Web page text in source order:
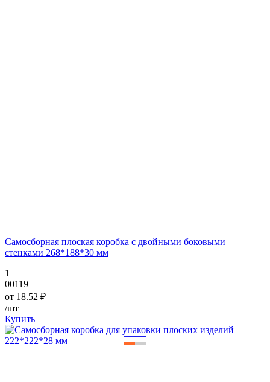
Самосборная плоская коробка с двойными боковыми
стенками 268*188*30 мм
1
00119
от 18.52 ₽
/шт
Купить
——